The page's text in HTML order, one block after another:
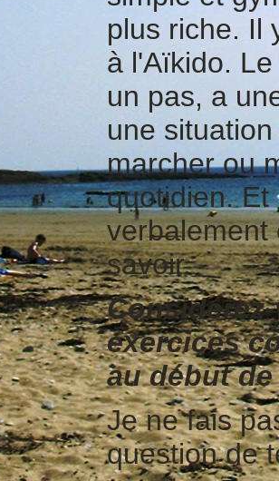
plus riche. Il
à l'Aïkido.
un pas, a
une
marcher ou
quotidien. Et
verbalement
savoir.
exercices
au début
Je ne fais
question de